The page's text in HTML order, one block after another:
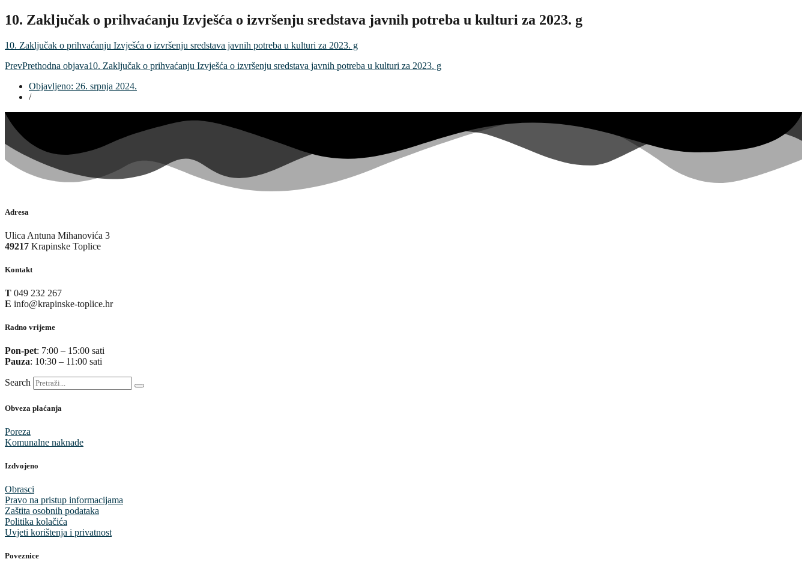
10. Zaključak o prihvaćanju Izvješća o izvršenju sredstava javnih potreba u kulturi za 2023. g
10. Zaključak o prihvaćanju Izvješća o izvršenju sredstava javnih potreba u kulturi za 2023. g
PrevPrethodna objava10. Zaključak o prihvaćanju Izvješća o izvršenju sredstava javnih potreba u kulturi za 2023. g
Objavljeno: 26. srpnja 2024.
/
Adresa
Ulica Antuna Mihanovića 3
49217 Krapinske Toplice
Kontakt
T 049 232 267
E info@krapinske-toplice.hr
Radno vrijeme
Pon-pet: 7:00 – 15:00 sati
Pauza: 10:30 – 11:00 sati
Search
Obveza plaćanja
Poreza
Komunalne naknade
Izdvojeno
Obrasci
Pravo na pristup informacijama
Zaštita osobnih podataka
Politika kolačića
Uvjeti korištenja i privatnost
Poveznice